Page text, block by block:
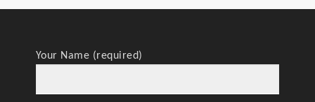
Your Name (required)